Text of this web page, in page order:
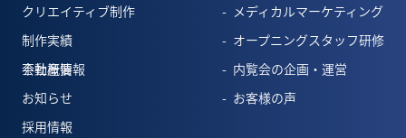
クリエイティブ制作
制作実績
会社概要
メディカルマーケティング
オープニングスタッフ研修
内覧会の企画・運営
お客様の声
不動産情報
お知らせ
採用情報